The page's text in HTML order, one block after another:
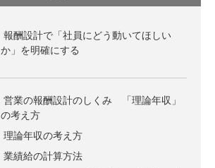
報酬設計で「社員にどう動いてほしい
か」を明確にする
営業の報酬設計のしくみ 「理論年収」
の考え方
理論年収の考え方
業績給の計算方法